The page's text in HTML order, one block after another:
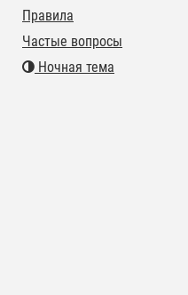
Правила
Частые вопросы
Ночная тема